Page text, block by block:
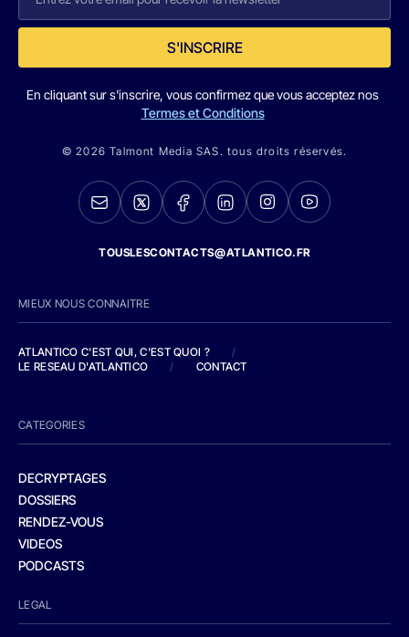
S'INSCRIRE
En cliquant sur s'inscrire, vous confirmez que vous acceptez nos
Termes et Conditions
© 2026 Talmont Media SAS. tous droits réservés.
TOUSLESCONTACTS@ATLANTICO.FR
MIEUX NOUS CONNAITRE
ATLANTICO C'EST QUI, C'EST QUOI ?
/
LE RESEAU D'ATLANTICO
/ CONTACT
CATEGORIES
DECRYPTAGES
DOSSIERS
RENDEZ-VOUS
VIDEOS
PODCASTS
LEGAL